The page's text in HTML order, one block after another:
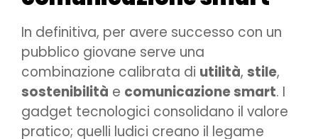
In definitiva, per avere successo con un
pubblico giovane serve una
combinazione calibrata di utilità, stile,
sostenibilità e comunicazione smart. I
gadget tecnologici consolidano il valore
pratico; quelli ludici creano il legame